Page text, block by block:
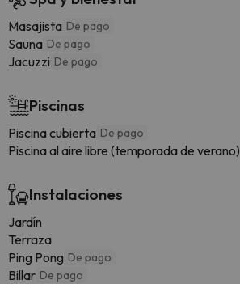
Masajista De pago
Sauna De pago
Jacuzzi De pago
Piscinas
Piscina cubierta De pago
Piscina al aire libre (temporada de verano)
Instalaciones
Jardín
Terraza
Ping Pong De pago
Billar De pago